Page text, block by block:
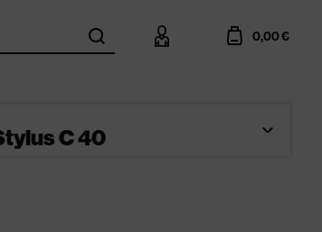
search account cart 0,00 €